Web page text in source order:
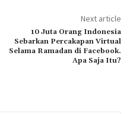
Next article
10 Juta Orang Indonesia
Sebarkan Percakapan Virtual
Selama Ramadan di Facebook.
Apa Saja Itu?